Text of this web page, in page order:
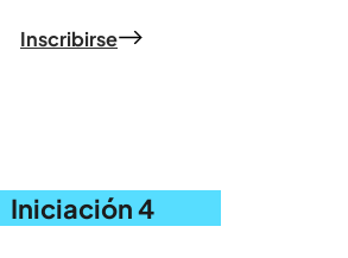
Inscribirse
Iniciación 4